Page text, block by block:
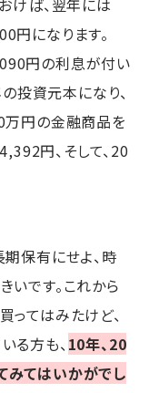
けば、翌年には
になります。
円の利息が付い
投資元本になり、
万円の金融商品を
円、そして、20
保有にせよ、時
いです。これから
ってはみたけど、
る方も、10年、20
みてはいかがでし